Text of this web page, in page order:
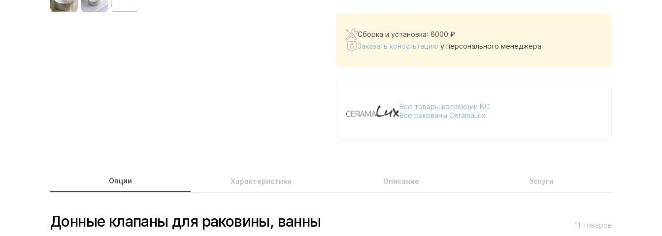
Сборка и установка: 6000 ₽
Заказать консультацию у персонального менеджера
Все товары коллекции NC
Все раковины CeramaLux
Опции Характеристики Описание Услуги
Донные клапаны для раковины, ванны 11 товаров